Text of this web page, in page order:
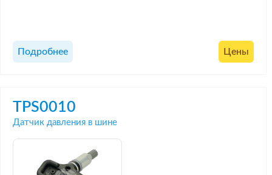
Подробнее Цены
TPS0010
Датчик давления в шине